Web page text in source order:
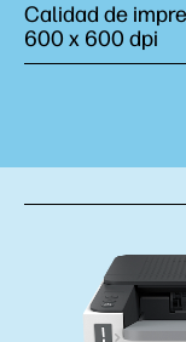
Calidad de
600 x 600 dpi